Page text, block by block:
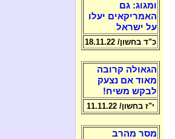
ומגוג: גם
האמריקאים יעלו
על ישראל
כ"ד בחשון/ 18.11.22
הגאולה קרובה
מאוד אם נצעק
לבקש משיח!
י"ז בחשון/ 11.11.22
מסר מהרב